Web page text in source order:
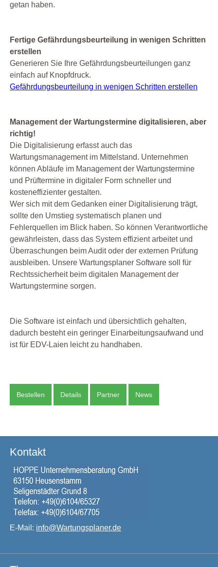
getan haben.
Fertige Gefährdungsbeurteilung in wenigen Schritten
erstellen
Generieren Sie Ihre Gefährdungsbeurteilungen ganz
einfach auf Knopfdruck.
Gefährdungsbeurteilung in wenigen Schritten erstellen
Management der Wartungstermine digitalisieren, aber
richtig!
Die Digitalisierung erfasst auch das
Wartungsmanagement im Mittelstand. Unternehmen
können Abläufe im Management der Wartungstermine
und Prüftermine in digitaler Form schneller und
kosteneffizienter gestalten.
Wer sich mit dem Gedanken einer Digitalisierung trägt,
sollte den Umstieg systematisch planen und
Fehlerquellen im Blick haben. So können Verantwortliche
gewährleisten, dass das System effizient arbeitet und
Überraschungen beim Audit oder der externen Prüfung
ausbleiben. Unsere Wartungsplaner Software soll für
Rechtssicherheit beim digitalen Management der
Wartungstermine sorgen.
Die Software ist einfach und übersichtlich gehalten,
dadurch besteht ein geringer Einarbeitungsaufwand und
ist für EDV-Laien leicht zu handhaben.
Bestellen Details Partner News
Kontakt
E-Mail: info@Wartungsplaner.de